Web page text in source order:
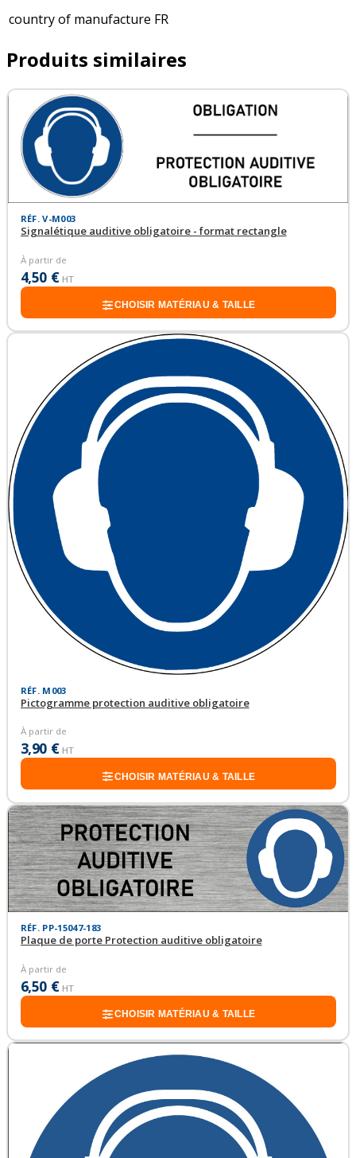
country of manufacture FR
Produits similaires
RÉF. V-M003
Signalétique auditive obligatoire - format rectangle
À partir de
4,50 € HT
CHOISIR MATÉRIAU & TAILLE
RÉF. M003
Pictogramme protection auditive obligatoire
À partir de
3,90 € HT
CHOISIR MATÉRIAU & TAILLE
RÉF. PP-15047-183
Plaque de porte Protection auditive obligatoire
À partir de
6,50 € HT
CHOISIR MATÉRIAU & TAILLE